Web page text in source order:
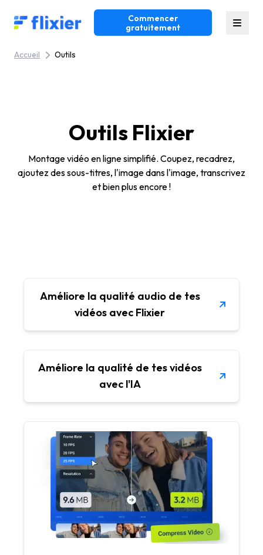
Flixier logo - Home
Commencer
gratuitement
Accueil Outils
Outils Flixier
Montage vidéo en ligne simplifié. Coupez, recadrez,
ajoutez des sous-titres, l'image dans l'image, transcrivez
et bien plus encore !
Améliore la qualité audio de tes
vidéos avec Flixier
Améliore la qualité de tes vidéos
avec l'IA